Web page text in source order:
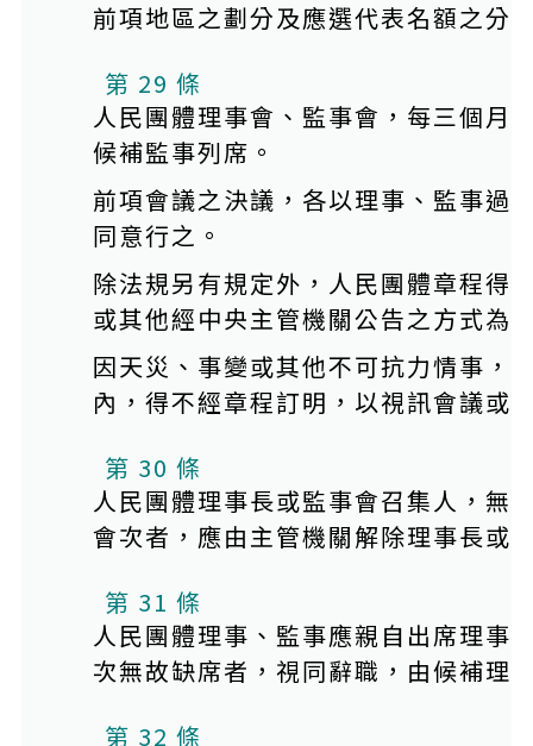
前項地區之劃分及應選代表名額之分
第 29 條
人民團體理事會、監事會，每三個月
候補監事列席。
前項會議之決議，各以理事、監事過
同意行之。
除法規另有規定外，人民團體章程得
或其他經中央主管機關公告之方式為
因天災、事變或其他不可抗力情事，
內，得不經章程訂明，以視訊會議或
第 30 條
人民團體理事長或監事會召集人，無
會次者，應由主管機關解除理事長或
第 31 條
人民團體理事、監事應親自出席理事
次無故缺席者，視同辭職，由候補理
第 32 條